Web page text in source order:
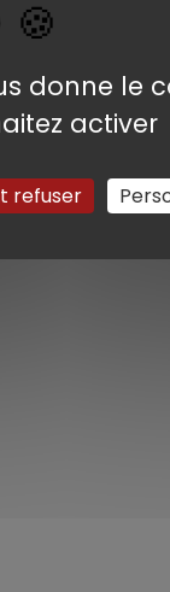
donne le
activer
refuser